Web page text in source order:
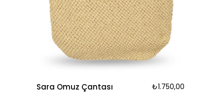
Sara Omuz Çantası ₺1.750,00